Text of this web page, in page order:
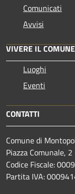
Comunicati
Avvisi
VIVERE IL COMUNE
Luoghi
Eventi
CONTATTI
Comune di
Piazza Comunale,
Codice Fiscale:
Partita IVA: